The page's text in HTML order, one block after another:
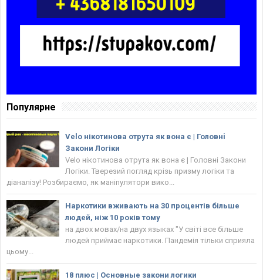
Популярне
Velo нікотинова отрута як вона є | Головнi
Закони Логіки
Velo нікотинова отрута як вона є | Головнi Закони
Логіки. Тверезий погляд крізь призму логіки та
діаналізу! Розбираємо, як маніпулятори вико...
Наркотики вживають на 30 процентів більше
людей, ніж 10 років тому
на двох мовах/на двух языках "У світі все більше
людей приймає наркотики. Пандемія тільки сприяла
цьому...
18 плюс | Основные закони логики